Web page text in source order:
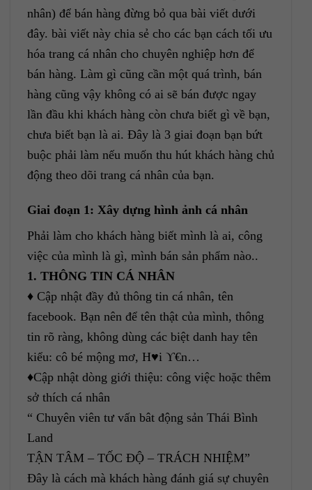
nhân) để bán hàng đừng bỏ qua bài viết dưới
đây. bài viết này chia sẻ cho các bạn cách tối ưu
hóa trang cá nhân cho chuyên nghiệp hơn để
bán hàng. Làm gì cũng cần một quá trình, bán
hàng cũng vậy không có ai sẽ bán được ngay
lần đầu khi khách hàng còn chưa biết gì về bạn,
chưa biết bạn là ai. Đây là 3 giai đoạn bạn bứt
buộc phải làm nếu muốn thu hút khách hàng chủ
động theo dõi trang cá nhân của bạn.
Giai đoạn 1: Xây dựng hình ảnh cá nhân
Phải làm cho khách hàng biết mình là ai, công
việc của mình là gì, mình bán sản phẩm nào..
1. THÔNG TIN CÁ NHÂN
♦ Cập nhật đầy đủ thông tin cá nhân, tên
facebook. Bạn nên để tên thật của mình, thông
tin rõ ràng, không dùng các biệt danh hay tên
kiểu: cô bé mộng mơ, H♥i ϒ€n…
♦Cập nhật dòng giới thiệu: công việc hoặc thêm
sở thích cá nhân
“ Chuyên viên tư vấn bât động sản Thái Bình
Land
TẬN TÂM – TỐC ĐỘ – TRÁCH NHIỆM”
Đây là cách mà khách hàng đánh giá sự chuyên